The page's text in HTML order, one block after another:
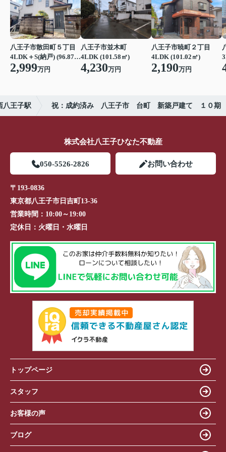
八王子市散田町５丁目
4LDK＋S(納戸) (96.87㎡)
2,999万円
八王子市並木町
4LDK (101.58㎡)
4,230万円
八王子市暁町２丁目
4LDK (101.02㎡)
2,190万円
八王子駅 祝：成約済み 八王子市 台町 新築戸建て １０期
株式会社八王子ひなた不動産
050-5526-2826 お問い合わせ
〒193-0836
東京都八王子市日吉町13-36
営業時間： 10:00～19:00
定休日： 火曜日・水曜日
トップページ
スタッフ
お客様の声
ブログ